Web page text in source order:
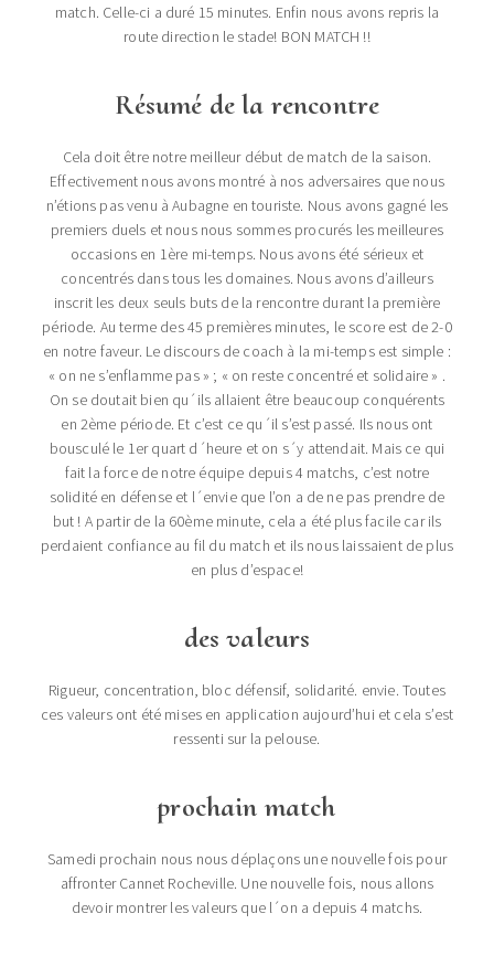
match. Celle-ci a duré 15 minutes. Enfin nous avons repris la
route direction le stade! BON MATCH !!
Résumé de la rencontre
Cela doit être notre meilleur début de match de la saison.
Effectivement nous avons montré à nos adversaires que nous
n’étions pas venu à Aubagne en touriste. Nous avons gagné les
premiers duels et nous nous sommes procurés les meilleures
occasions en 1ère mi-temps. Nous avons été sérieux et
concentrés dans tous les domaines. Nous avons d’ailleurs
inscrit les deux seuls buts de la rencontre durant la première
période. Au terme des 45 premières minutes, le score est de 2-0
en notre faveur. Le discours de coach à la mi-temps est simple :
« on ne s’enflamme pas » ; « on reste concentré et solidaire » .
On se doutait bien qu´ils allaient être beaucoup conquérents
en 2ème période. Et c’est ce qu´il s’est passé. Ils nous ont
bousculé le 1er quart d´heure et on s´y attendait. Mais ce qui
fait la force de notre équipe depuis 4 matchs, c’est notre
solidité en défense et l´envie que l’on a de ne pas prendre de
but ! A partir de la 60ème minute, cela a été plus facile car ils
perdaient confiance au fil du match et ils nous laissaient de plus
en plus d’espace!
des valeurs
Rigueur, concentration, bloc défensif, solidarité. envie. Toutes
ces valeurs ont été mises en application aujourd’hui et cela s’est
ressenti sur la pelouse.
prochain match
Samedi prochain nous nous déplaçons une nouvelle fois pour
affronter Cannet Rocheville. Une nouvelle fois, nous allons
devoir montrer les valeurs que l´on a depuis 4 matchs.